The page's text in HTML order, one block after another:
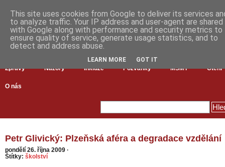
Zprávy Názory Inkluze Pozvánky MŠMT Čtení
O nás
Petr Glivický: Plzeňská aféra a degradace vzdělání
pondělí 26. října 2009 ·
Štítky: školství
This site uses cookies from Google to deliver its services
to analyze traffic. Your IP address and user-agent are shared
with Google along with performance and security metrics to
ensure quality of service, generate usage statistics, and to
detect and address abuse.
LEARN MORE GOT IT